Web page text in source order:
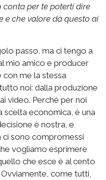
per te poterti dire
e che valore dà questo ai
passo, ma ci tengo a
mio amico e producer
con me la stessa
noi: dalla produzione
video. Perché per noi
scelta economica, è una
è nostra, e
ci sono compromessi
vogliamo esprimere
che esce è al cento
come tutti,